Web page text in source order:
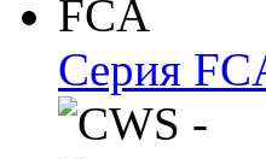
Серия